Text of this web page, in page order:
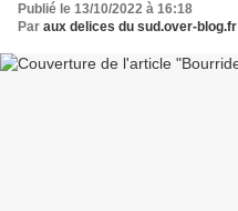
Publié le 13/10/2022 à 16:18
Par aux delices du sud.over-blog.fr